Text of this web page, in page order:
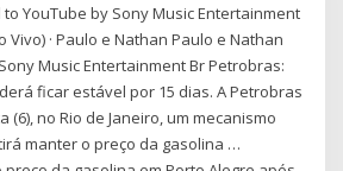
to YouTube by Sony Music Entertainment
Vivo) · Paulo e Nathan Paulo e Nathan
Music Entertainment Br Petrobras:
ficar estável por 15 dias. A Petrobras
no Rio de Janeiro, um mecanismo
manter o preço da gasolina …